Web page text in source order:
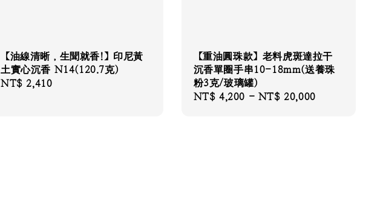
【油線清晰，生聞就香!】印尼黃
土實心沉香 N14(120.7克)
Regular
NT$ 2,410
【重油圓珠款】老料虎斑達拉干
沉香單圈手串10-18mm(送養珠
粉3克/玻璃罐)
Regular
NT$ 4,200 - NT$ 20,000